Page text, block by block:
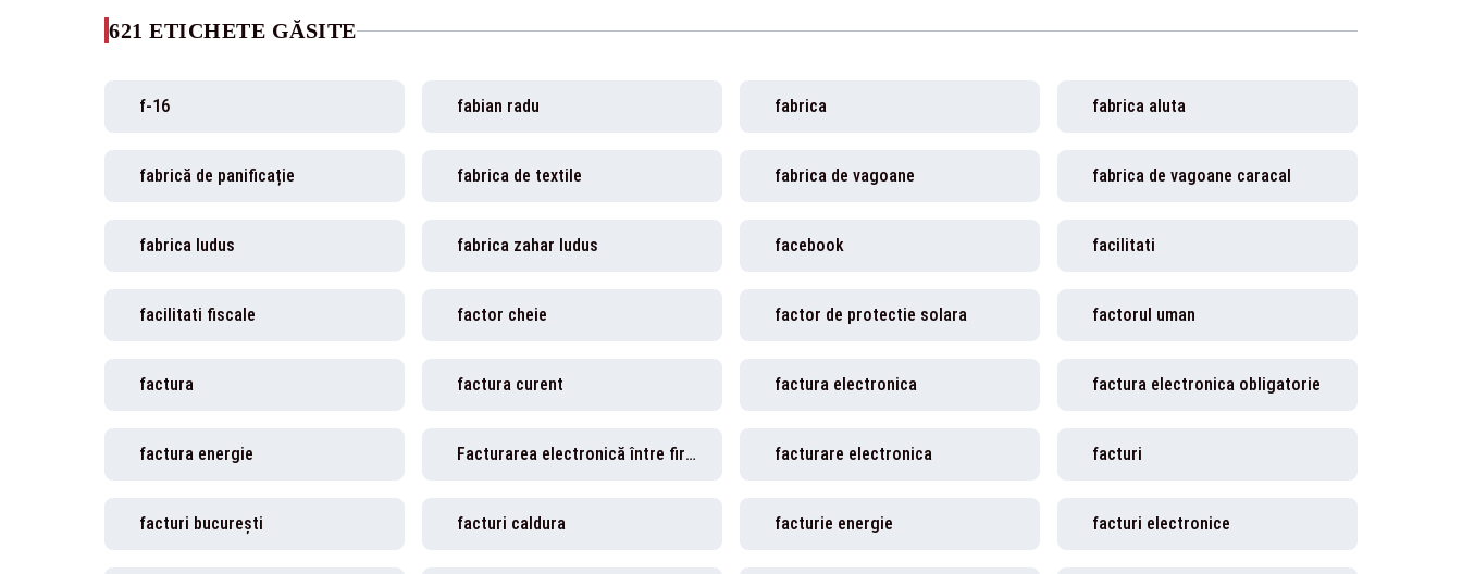
621 ETICHETE GĂSITE
f-16 fabian radu fabrica fabrica aluta
fabrică de panificație fabrica de textile fabrica de vagoane fabrica de vagoane caracal
fabrica ludus fabrica zahar ludus facebook facilitati
facilitati fiscale factor cheie factor de protectie solara factorul uman
factura factura curent factura electronica factura electronica obligatorie
factura energie Facturarea electronică între firme facturare electronica facturi
facturi bucurești facturi caldura facturie energie facturi electronice